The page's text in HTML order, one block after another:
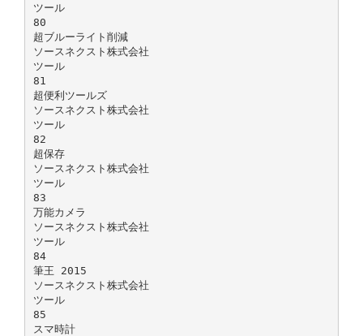
ツール
80
超ブルーライト削減
ソースネクスト株式会社
ツール
81
超便利ツールズ
ソースネクスト株式会社
ツール
82
超保存
ソースネクスト株式会社
ツール
83
万能カメラ
ソースネクスト株式会社
ツール
84
筆王 2015
ソースネクスト株式会社
ツール
85
スマ時計